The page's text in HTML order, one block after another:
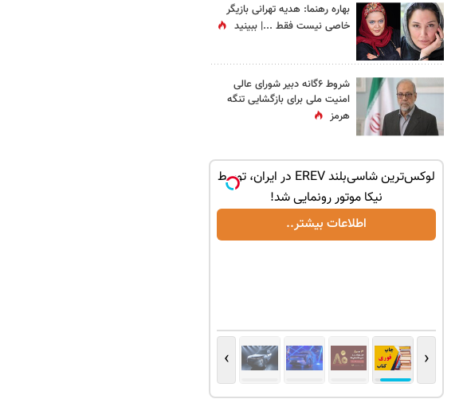
بهاره رهنما: هدیه تهرانی بازیگر
خاصی نیست فقط ...|‌ ببینید
شروط ۶گانه دبیر شورای عالی
امنیت ملی برای بازگشایی تنگه
هرمز
لوکس‌ترین شاسی‌بلند EREV در ایران، توسط
نیکا موتور رونمایی شد!
اطلاعات بیشتر..
‹
›